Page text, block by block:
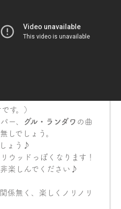
す。）
ー、
グル・ランダワ の曲
しでしょう。
ょう♪
ウッドっぽくなります！
楽しんでください♪
係無く、楽しくノリノリ